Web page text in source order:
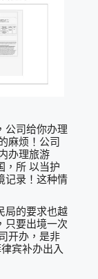
公司给你办理
麻烦！公司
办理旅游
，所 以当护
记录！这种情
局的要求也越
只要出境一次
开办，是非
宾补办出入